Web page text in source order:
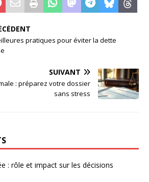
pratiques pour éviter la dette
SUIVANT
: préparez votre dossier
sans stress
: rôle et impact sur les décisions